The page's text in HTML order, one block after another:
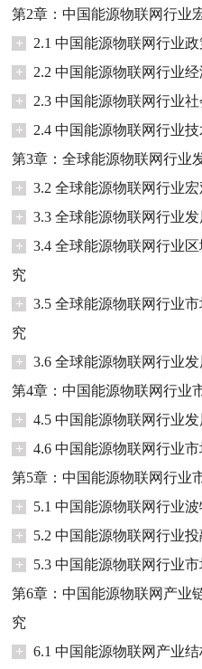
第2章：中国能源物联网行业
+
2.1 中国能源物联网行业
+
2.2 中国能源物联网行业
+
2.3 中国能源物联网行业
+
2.4 中国能源物联网行业
第3章：全球能源物联网行业
+
3.2 全球能源物联网行业
+
3.3 全球能源物联网行业
+
3.4 全球能源物联网行业
究
+
3.5 全球能源物联网行业
究
+
3.6 全球能源物联网行业
第4章：中国能源物联网行业
+
4.5 中国能源物联网行业
+
4.6 中国能源物联网行业
第5章：中国能源物联网行业
+
5.1 中国能源物联网行业
+
5.2 中国能源物联网行业
+
5.3 中国能源物联网行业
第6章：中国能源物联网产业
究
+
6.1 中国能源物联网产业